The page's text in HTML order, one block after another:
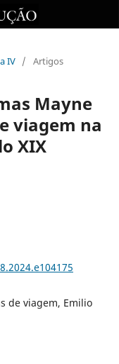
IV / Artigos
Mayne
viagem na
XIX
de viagem, Emilio